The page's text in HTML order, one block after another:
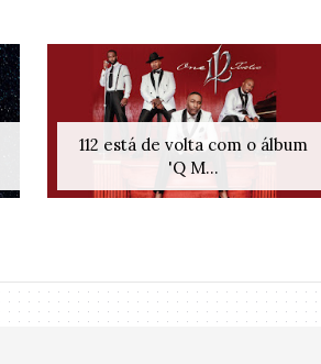
112 está de volta com o álbum
'Q M...